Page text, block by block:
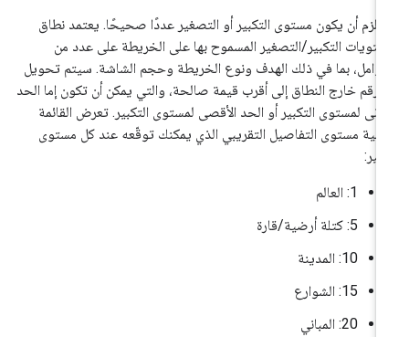
يلزم أن يكون مستوى التكبير أو التصغير عددًا صحيحًا. يعتمد نطاق
التكبير/التصغير المسموح بها على الخريطة على عدد من
بما في ذلك الهدف ونوع الخريطة وحجم الشاشة. سيتم تحويل
رقم خارج النطاق إلى أقرب قيمة صالحة، والتي يمكن أن تكون إما الحد
لمستوى التكبير أو الحد الأقصى لمستوى التكبير. تعرض القائمة
مستوى التفاصيل التقريبي الذي يمكنك توقّعه عند كل مستوى
‫1: العالم
‫5: كتلة أرضية/قارة
‫10: المدينة
‫15: الشوارع
‫20: المباني